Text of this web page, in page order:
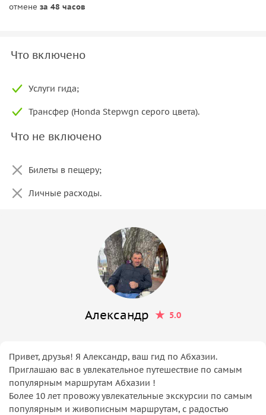
отмене за 48 часов
Что включено
Услуги гида;
Трансфер (Honda Stepwgn серого цвета).
Что не включено
Билеты в пещеру;
Личные расходы.
Александр 5.0
Привет, друзья! Я Александр, ваш гид по Абхазии.
Приглашаю вас в увлекательное путешествие по самым
популярным маршрутам Абхазии !
Более 10 лет провожу увлекательные экскурсии по самым
популярным и живописным маршрутам, с радостью